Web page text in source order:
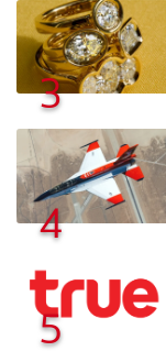
3
4
5